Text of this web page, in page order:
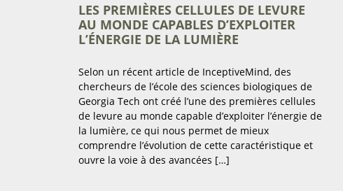
LES PREMIÈRES CELLULES DE LEVURE
AU MONDE CAPABLES D’EXPLOITER
L’ÉNERGIE DE LA LUMIÈRE
Selon un récent article de InceptiveMind, des
chercheurs de l’école des sciences biologiques de
Georgia Tech ont créé l’une des premières cellules
de levure au monde capable d’exploiter l’énergie de
la lumière, ce qui nous permet de mieux
comprendre l’évolution de cette caractéristique et
ouvre la voie à des avancées […]